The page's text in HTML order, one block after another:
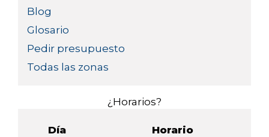
Blog
Glosario
Pedir presupuesto
Todas las zonas
¿Horarios?
Día Horario